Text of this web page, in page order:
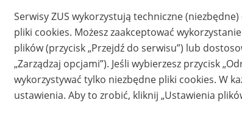
Rodzaj wydarzenia Szkolenia
Obszar merytoryczny Aktywni 50+,
Opis wydarzenia
Szkolenie
Aktywni 50+
Serwisy ZUS wykorzystują techniczne
pliki cookies. Możesz zaakceptować
plików (przycisk „Przejdź do serwisu”) lub
„Zarządzaj opcjami”). Jeśli wybierzesz przycisk
wykorzystywać tylko niezbędne pliki cookies. W
ustawienia. Aby to zrobić, kliknij „Ustawienia